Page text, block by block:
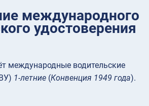
международного
удостоверения
международные водительские
1-летние (Конвенция 1949 года).